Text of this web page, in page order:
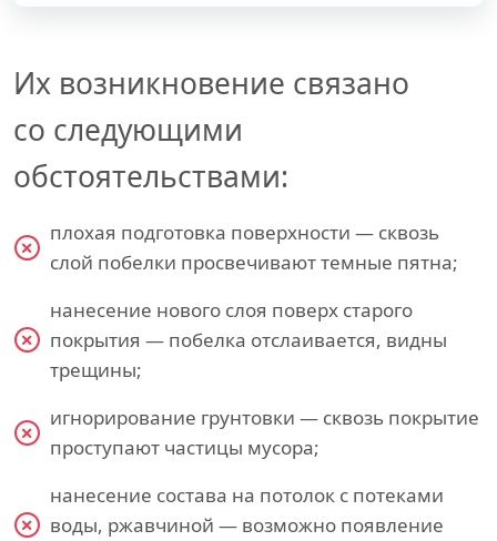
Их возникновение связано
со следующими
обстоятельствами:
плохая подготовка поверхности — сквозь
слой побелки просвечивают темные пятна;
нанесение нового слоя поверх старого
покрытия — побелка отслаивается, видны
трещины;
игнорирование грунтовки — сквозь покрытие
проступают частицы мусора;
нанесение состава на потолок с потеками
воды, ржавчиной — возможно появление